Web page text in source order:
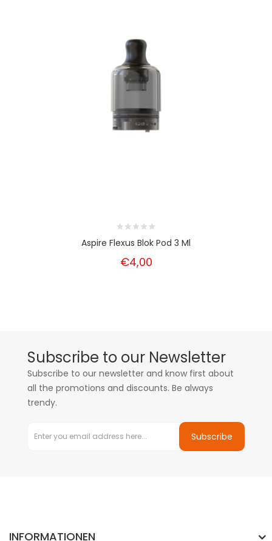
Aspire Flexus Blok Pod 3 Ml
€4,00
Subscribe to our Newsletter
Subscribe to our newsletter and know first about
all the promotions and discounts. Be always
trendy.
Subscribe
INFORMATIONEN